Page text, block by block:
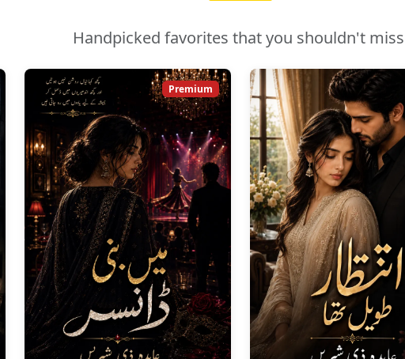
Handpicked favorites that you shouldn't
Premium